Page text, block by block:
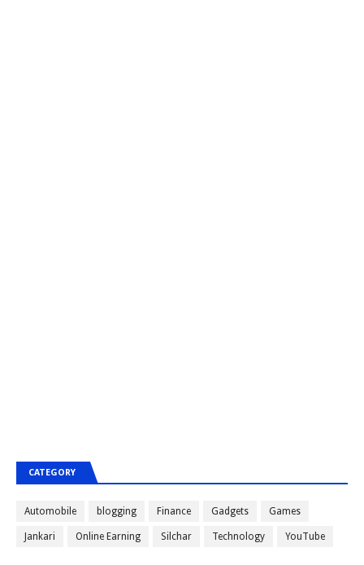
CATEGORY
Automobile blogging Finance Gadgets Games
Jankari Online Earning Silchar Technology YouTube